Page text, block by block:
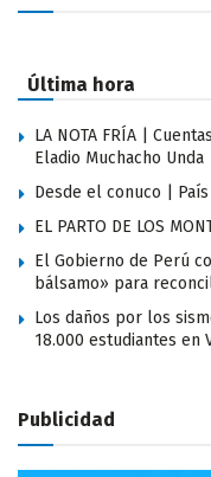
Última hora
LA NOTA FRÍA |
Eladio Muchacho Unda
Desde el conuco |
EL PARTO DE LOS
El Gobierno de Perú
bálsamo» para
Los daños por los
18.000 estudiantes en
Publicidad